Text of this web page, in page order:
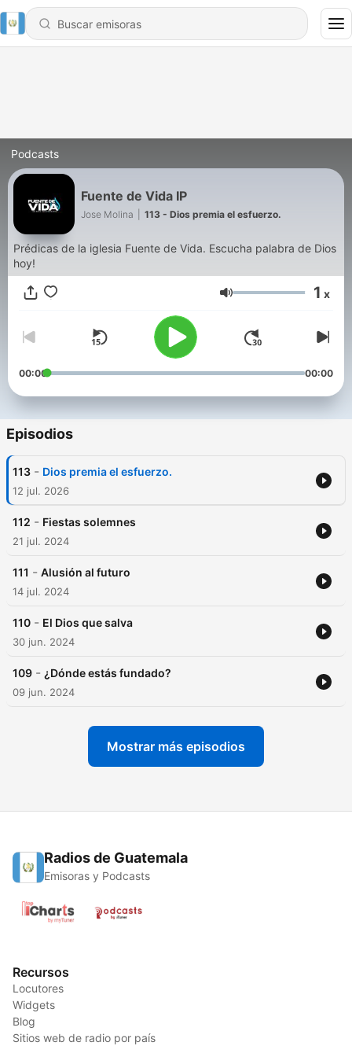
Podcasts
Fuente de Vida IP
Jose Molina 113 - Dios premia el esfuerzo.
Prédicas de la iglesia Fuente de Vida. Escucha palabra de Dios
hoy!
Volumen 1 x
00:00 00:00
Episodios
113 - Dios premia el esfuerzo.
12 jul. 2026
112 - Fiestas solemnes
21 jul. 2024
111 - Alusión al futuro
14 jul. 2024
110 - El Dios que salva
30 jun. 2024
109 - ¿Dónde estás fundado?
09 jun. 2024
Mostrar más episodios
Radios de Guatemala
Emisoras y Podcasts
Recursos
Locutores
Widgets
Blog
Sitios web de radio por país